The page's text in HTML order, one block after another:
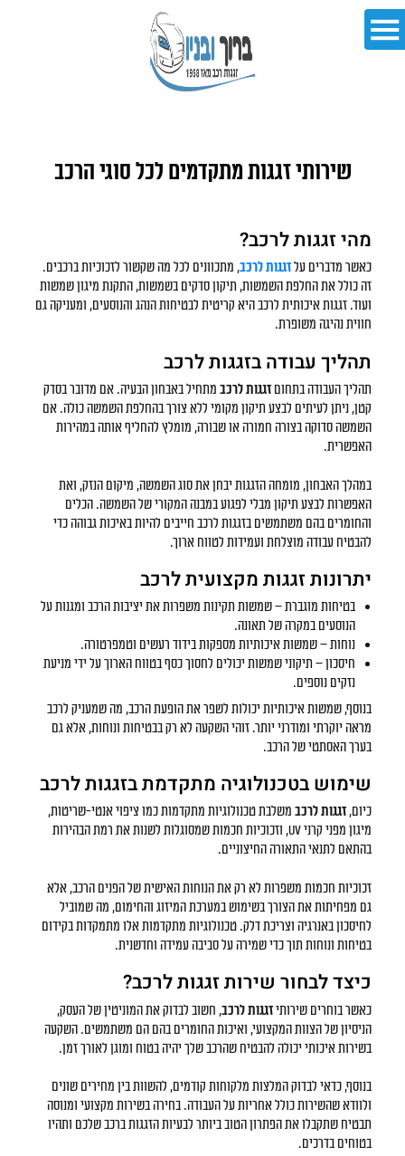
שירותי זגגות מתקדמים לכל סוגי הרכב
מהי זגגות לרכב?
כאשר מדברים עלזגגות לרכב, מתכוונים לכל מה שקשור לזכוכיות ברכבים.
זה כולל את החלפת השמשות, תיקון סדקים בשמשות, התקנת מיגון שמשות
ועוד. זגגות איכותית לרכב היא קריטית לבטיחות הנהג והנוסעים, ומעניקה גם
חווית נהיגה משופרת.
תהליך עבודה בזגגות לרכב
תהליך העבודה בתחוםזגגות לרכב מתחיל באבחון הבעיה. אם מדובר בסדק
קטן, ניתן לעיתים לבצע תיקון מקומי ללא צורך בהחלפת השמשה כולה. אם
השמשה סדוקה בצורה חמורה או שבורה, מומלץ להחליף אותה במהירות
האפשרית.
במהלך האבחון, מומחה הזגגות יבחן את סוג השמשה, מיקום הנזק, ואת
האפשרות לבצע תיקון מבלי לפגוע במבנה המקורי של השמשה. הכלים
והחומרים בהם משתמשים בזגגות לרכב חייבים להיות באיכות גבוהה כדי
להבטיח עבודה מוצלחת ועמידות לטווח ארוך.
יתרונות זגגות מקצועית לרכב
בטיחות מוגברת – שמשות תקינות משפרות את יציבות הרכב ומגנות על
הנוסעים במקרה של תאונה.
נוחות – שמשות איכותיות מספקות בידוד רעשים וטמפרטורה.
חיסכון – תיקוני שמשות יכולים לחסוך כסף בטווח הארוך על ידי מניעת
נזקים נוספים.
בנוסף, שמשות איכותיות יכולות לשפר את הופעת הרכב, מה שמעניק לרכב
מראה יוקרתי ומודרני יותר. זוהי השקעה לא רק בבטיחות ונוחות, אלא גם
בערך האסתטי של הרכב.
שימוש בטכנולוגיה מתקדמת בזגגות לרכב
כיום,זגגות לרכב משלבת טכנולוגיות מתקדמות כמו ציפוי אנטי-שריטות,
מיגון מפני קרני UV, וזכוכיות חכמות שמסוגלות לשנות את רמת הבהירות
בהתאם לתנאי התאורה החיצוניים.
זכוכיות חכמות משפרות לא רק את הנוחות האישית של הפנים הרכב, אלא
גם מפחיתות את הצורך בשימוש במערכת המיזוג והחימום, מה שמוביל
לחיסכון באנרגיה וצריכת דלק. טכנולוגיות מתקדמות אלו מתמקדות בקידום
בטיחות ונוחות תוך כדי שמירה על סביבה עמידה וחדשנית.
כיצד לבחור שירות זגגות לרכב?
כאשר בוחרים שירותיזגגות לרכב, חשוב לבדוק את המוניטין של העסק,
הניסיון של הצוות המקצועי, ואיכות החומרים בהם הם משתמשים. השקעה
בשירות איכותי יכולה להבטיח שהרכב שלך יהיה בטוח ומוגן לאורך זמן.
בנוסף, כדאי לבדוק המלצות מלקוחות קודמים, להשוות בין מחירים שונים
ולוודא שהשירות כולל אחריות על העבודה. בחירה בשירות מקצועי ומנוסה
תבטיח שתקבלו את הפתרון הטוב ביותר לבעיות הזגגות ברכב שלכם ותהיו
בטוחים בדרכים.